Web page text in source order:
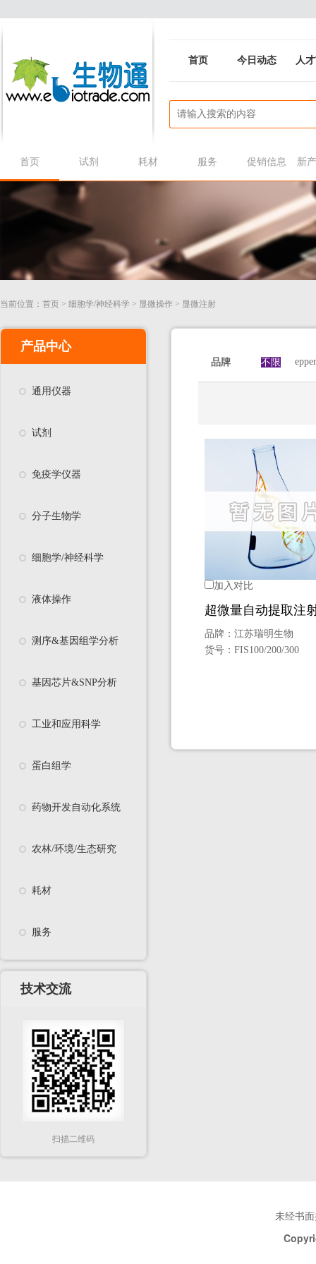
首页 今日动态 人
首页 试剂 耗材 服务 促销信息 新
当前位置： 首页 > 细胞学/神经科学 > 显微操作 > 显微注射
产品中心
通用仪器
试剂
免疫学仪器
分子生物学
细胞学/神经科学
液体操作
测序&基因组学分析
基因芯片&SNP分析
工业和应用科学
蛋白组学
药物开发自动化系统
农林/环境/生态研究
耗材
服务
技术交流
扫描二维码
品牌 不限
加入对比
超微量自动提取注
品牌： 江苏瑞明生物
货号： FIS100/200/300
未经书